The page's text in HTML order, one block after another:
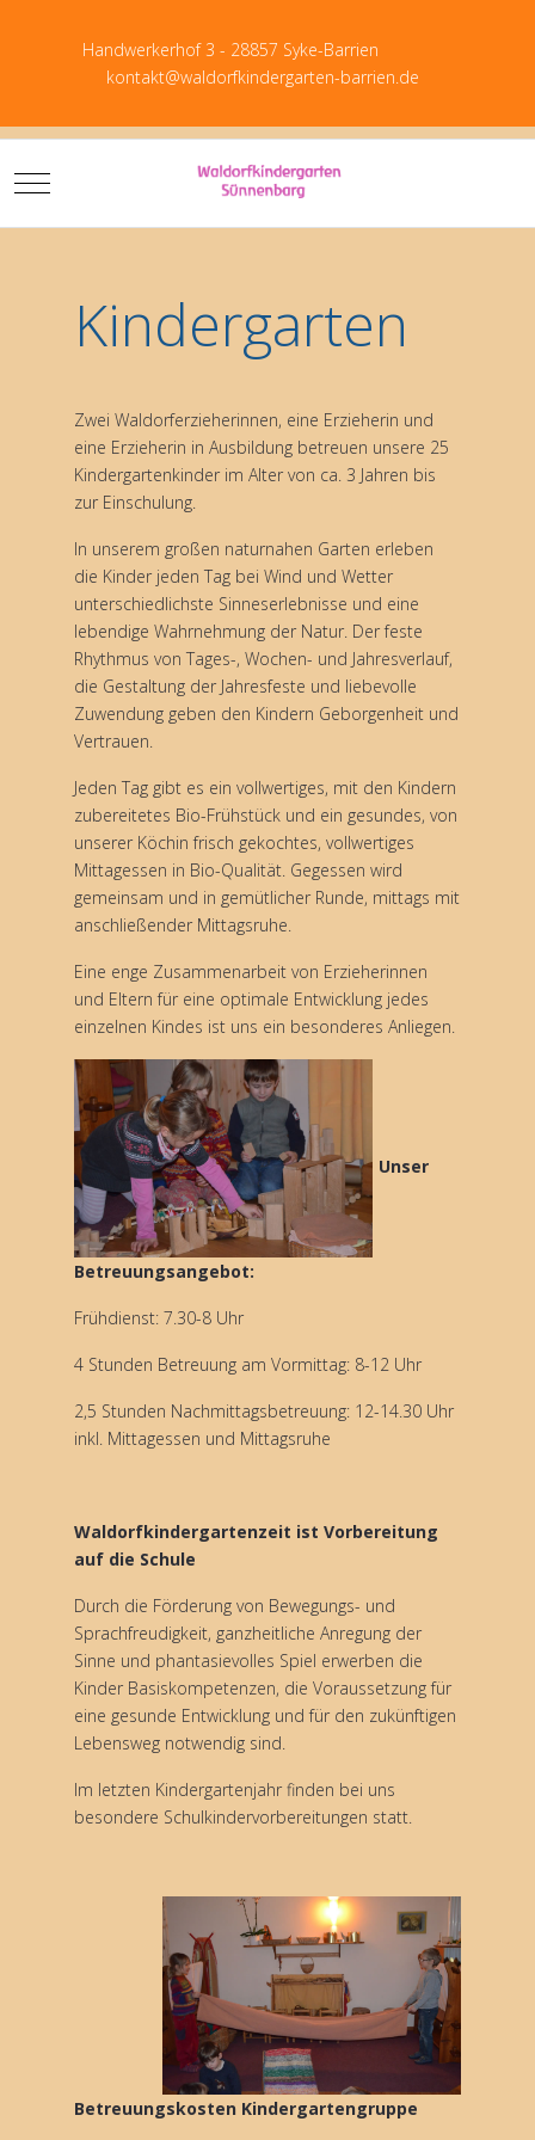
Handwerkerhof 3 - 28857 Syke-Barrien
kontakt@waldorfkindergarten-barrien.de
Mobile Menu Toggle
Kindergarten
Zwei Waldorferzieherinnen, eine Erzieherin und
eine Erzieherin in Ausbildung betreuen unsere 25
Kindergartenkinder im Alter von ca. 3 Jahren bis
zur Einschulung.
In unserem großen naturnahen Garten erleben
die Kinder jeden Tag bei Wind und Wetter
unterschiedlichste Sinneserlebnisse und eine
lebendige Wahrnehmung der Natur. Der feste
Rhythmus von Tages-, Wochen- und Jahresverlauf,
die Gestaltung der Jahresfeste und liebevolle
Zuwendung geben den Kindern Geborgenheit und
Vertrauen.
Jeden Tag gibt es ein vollwertiges, mit den Kindern
zubereitetes Bio-Frühstück und ein gesundes, von
unserer Köchin frisch gekochtes, vollwertiges
Mittagessen in Bio-Qualität. Gegessen wird
gemeinsam und in gemütlicher Runde, mittags mit
anschließender Mittagsruhe.
Eine enge Zusammenarbeit von Erzieherinnen
und Eltern für eine optimale Entwicklung jedes
einzelnen Kindes ist uns ein besonderes Anliegen.
Unser
Betreuungsangebot:
Frühdienst: 7.30-8 Uhr
4 Stunden Betreuung am Vormittag: 8-12 Uhr
2,5 Stunden Nachmittagsbetreuung: 12-14.30 Uhr
inkl. Mittagessen und Mittagsruhe
Waldorfkindergartenzeit ist Vorbereitung
auf die Schule
Durch die Förderung von Bewegungs- und
Sprachfreudigkeit, ganzheitliche Anregung der
Sinne und phantasievolles Spiel erwerben die
Kinder Basiskompetenzen, die Voraussetzung für
eine gesunde Entwicklung und für den zukünftigen
Lebensweg notwendig sind.
Im letzten Kindergartenjahr finden bei uns
besondere Schulkindervorbereitungen statt.
Betreuungskosten Kindergartengruppe